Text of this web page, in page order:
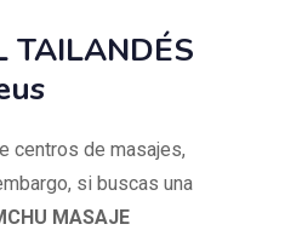
TAILANDÉS
centros de masajes,
si buscas una
MASAJE